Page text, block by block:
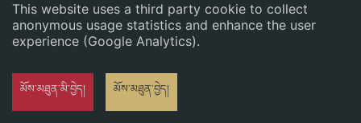
This website uses a third party cookie to collect
anonymous usage statistics and enhance the user
experience (Google Analytics).
མོས་མཐུན་མི་བྱེད། མོས་མཐུན་བྱེད།